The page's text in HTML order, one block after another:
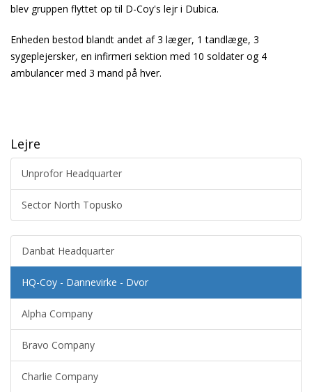
blev gruppen flyttet op til D-Coy's lejr i Dubica.
Enheden bestod blandt andet af 3 læger, 1 tandlæge, 3
sygeplejersker, en infirmeri sektion med 10 soldater og 4
ambulancer med 3 mand på hver.
Lejre
Unprofor Headquarter
Sector North Topusko
Danbat Headquarter
HQ-Coy - Dannevirke - Dvor
Alpha Company
Bravo Company
Charlie Company